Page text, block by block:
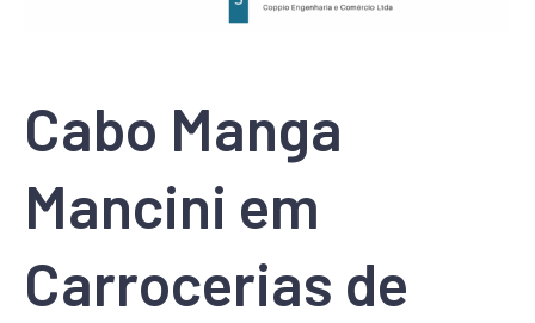
Cabo Manga
Mancini em
Carrocerias de